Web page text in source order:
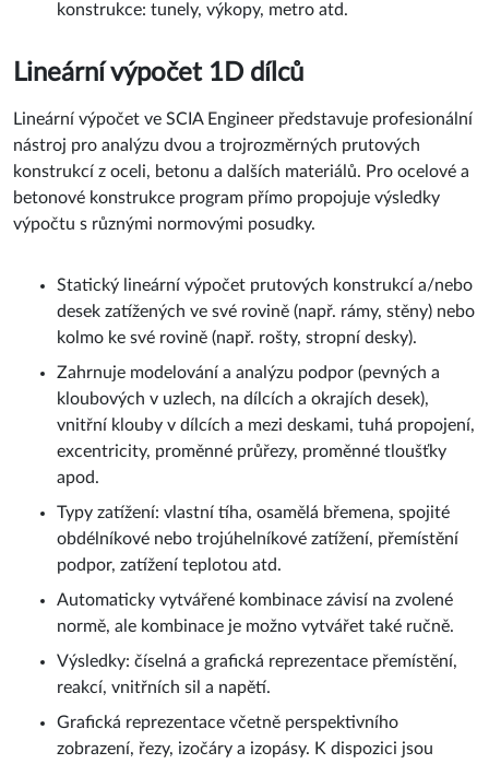
konstrukce: tunely, výkopy, metro atd.
Lineární výpočet 1D dílců
Lineární výpočet ve SCIA Engineer představuje profesionální
nástroj pro analýzu dvou a trojrozměrných prutových
konstrukcí z oceli, betonu a dalších materiálů. Pro ocelové a
betonové konstrukce program přímo propojuje výsledky
výpočtu s různými normovými posudky.
Statický lineární výpočet prutových konstrukcí a/nebo
desek zatížených ve své rovině (např. rámy, stěny) nebo
kolmo ke své rovině (např. rošty, stropní desky).
Zahrnuje modelování a analýzu podpor (pevných a
kloubových v uzlech, na dílcích a okrajích desek),
vnitřní klouby v dílcích a mezi deskami, tuhá propojení,
excentricity, proměnné průřezy, proměnné tloušťky
apod.
Typy zatížení: vlastní tíha, osamělá břemena, spojité
obdélníkové nebo trojúhelníkové zatížení, přemístění
podpor, zatížení teplotou atd.
Automaticky vytvářené kombinace závisí na zvolené
normě, ale kombinace je možno vytvářet také ručně.
Výsledky: číselná a grafická reprezentace přemístění,
reakcí, vnitřních sil a napětí.
Grafická reprezentace včetně perspektivního
zobrazení, řezy, izočáry a izopásy. K dispozici jsou